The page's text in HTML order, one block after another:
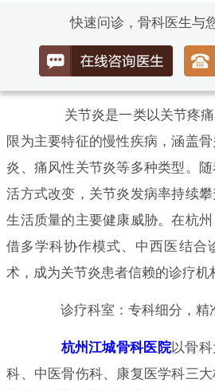
快速问诊，骨科医生与
关节炎是一类以关节疼痛
限为主要特征的慢性疾病，涵盖
炎、痛风性关节炎等多种类型。
活方式改变，关节炎发病率持续
生活质量的主要健康威胁。在杭州
借多学科协作模式、中西医结合
术，成为关节炎患者信赖的诊疗机
诊疗科室：专科细分，精
杭州江城骨科医院以骨
科、中医骨伤科、康复医学科三